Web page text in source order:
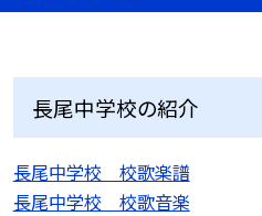
長尾中学校の紹介
長尾中学校 校歌楽譜
長尾中学校 校歌音楽